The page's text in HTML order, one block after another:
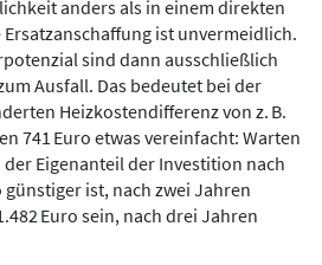
anders als in einem direkten
ist unvermeidlich.
sind dann ausschließlich
Ausfall. Das bedeutet bei der
Heizkostendifferenz von z. B.
741 Euro etwas vereinfacht: Warten
Eigenanteil der Investition nach
ist, nach zwei Jahren
Euro sein, nach drei Jahren